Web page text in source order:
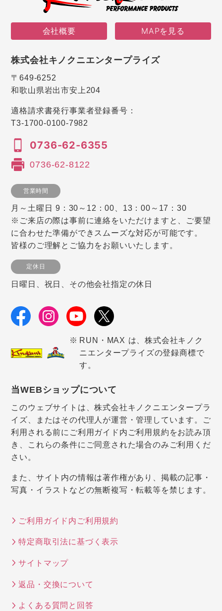
会社概要 MAPを見る
株式会社キノクニエンタープライズ
〒649-6252
和歌山県岩出市安上204
適格請求書発行事業者登録番号：
T3-1700-0100-7982
0736-62-6355
0736-62-8122
営業時間
月～土曜日 9：30～12：00、13：00～17：30
※ご来店の際は事前に連絡をいただけますと、ご要望
に合わせた準備ができスムーズな対応が可能です。
皆様のご理解とご協力をお願いいたします。
定休日
日曜日、祝日、その他会社指定の休日
RUN・MAX は、株式会社キノク
ニエンタープライズの登録商標で
す。
当WEBショップについて
このウェブサイトは、株式会社キノクニエンタープラ
イズ、またはその代理人が運営・管理しています。ご
利用される前にご利用ガイド内ご利用規約をお読み頂
き、これらの条件にご同意された場合のみご利用くだ
さい。
また、サイト内の情報は著作権があり、掲載の記事・
写真・イラストなどの無断複写・転載等を禁じます。
ご利用ガイド内ご利用規約
特定商取引法に基づく表示
サイトマップ
返品・交換について
よくある質問と回答